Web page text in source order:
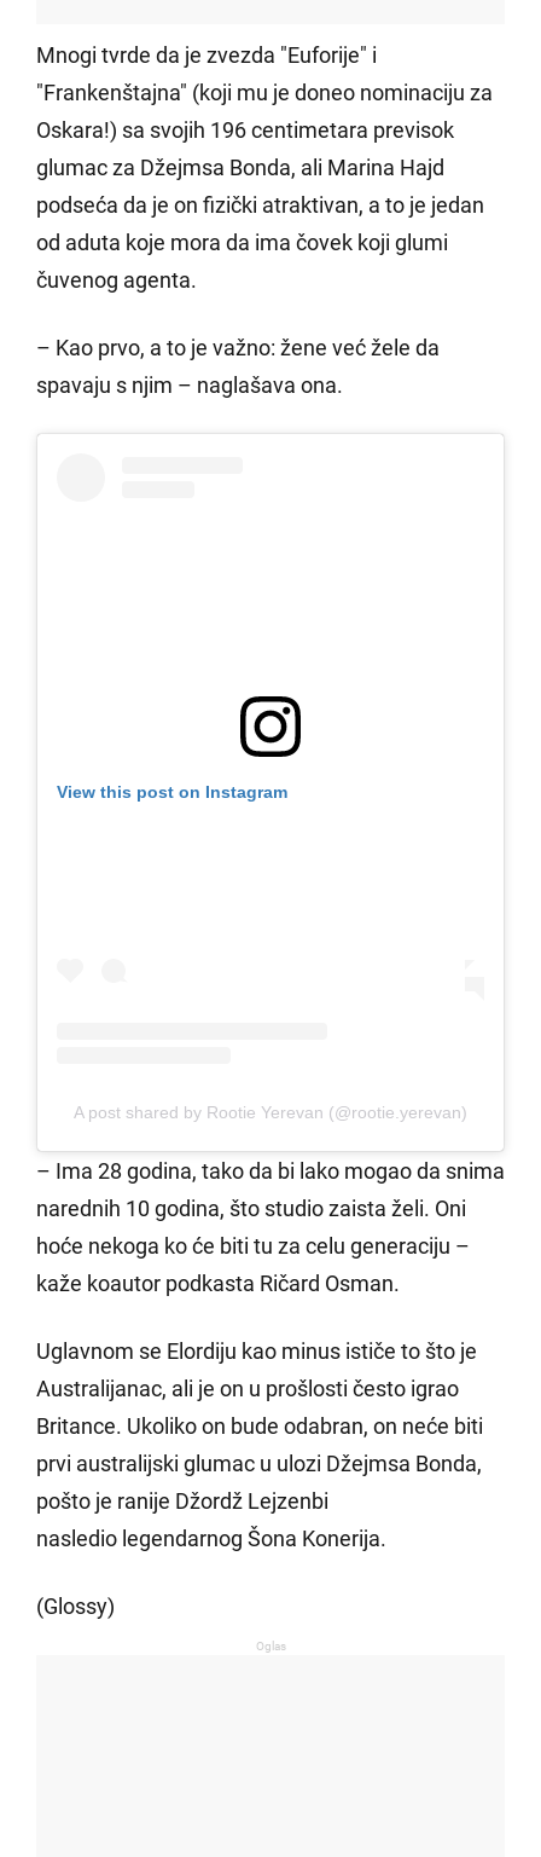
Mnogi tvrde da je zvezda "Euforije" i
"Frankenštajna" (koji mu je doneo nominaciju za
Oskara!) sa svojih 196 centimetara previsok
glumac za Džejmsa Bonda, ali Marina Hajd
podseća da je on fizički atraktivan, a to je jedan
od aduta koje mora da ima čovek koji glumi
čuvenog agenta.
– Kao prvo, a to je važno: žene već žele da
spavaju s njim – naglašava ona.
View this post on Instagram
A post shared by Rootie Yerevan (@rootie.yerevan)
– Ima 28 godina, tako da bi lako mogao da snima
narednih 10 godina, što studio zaista želi. Oni
hoće nekoga ko će biti tu za celu generaciju –
kaže koautor podkasta Ričard Osman.
Uglavnom se Elordiju kao minus ističe to što je
Australijanac, ali je on u prošlosti često igrao
Britance. Ukoliko on bude odabran, on neće biti
prvi australijski glumac u ulozi Džejmsa Bonda,
pošto je ranije Džordž Lejzenbi
nasledio legendarnog Šona Konerija.
(Glossy)
Oglas